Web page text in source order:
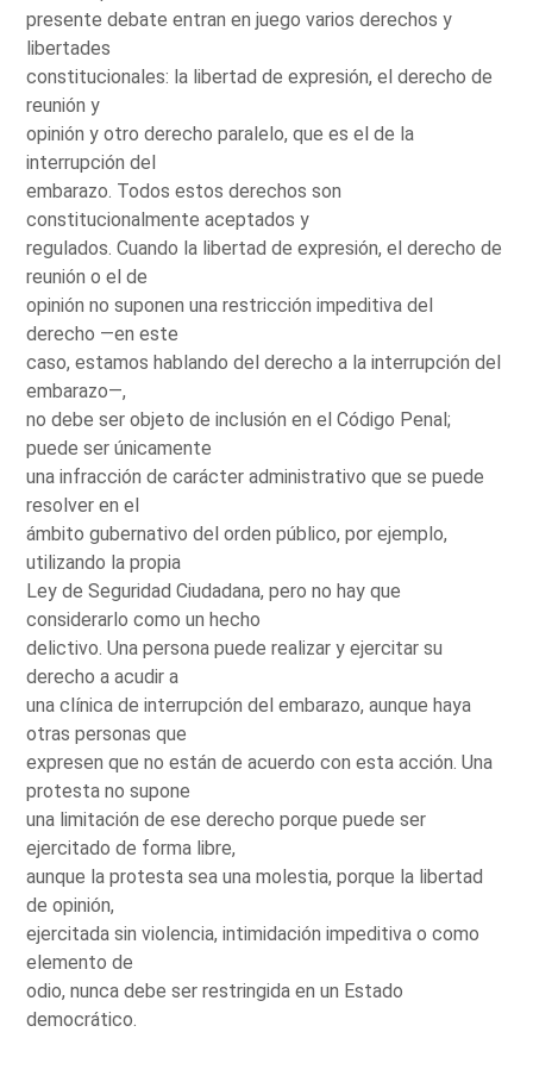
presente debate entran en juego varios derechos y
libertades
constitucionales: la libertad de expresión, el derecho de
reunión y
opinión y otro derecho paralelo, que es el de la
interrupción del
embarazo. Todos estos derechos son
constitucionalmente aceptados y
regulados. Cuando la libertad de expresión, el derecho de
reunión o el de
opinión no suponen una restricción impeditiva del
derecho —en este
caso, estamos hablando del derecho a la interrupción del
embarazo—,
no debe ser objeto de inclusión en el Código Penal;
puede ser únicamente
una infracción de carácter administrativo que se puede
resolver en el
ámbito gubernativo del orden público, por ejemplo,
utilizando la propia
Ley de Seguridad Ciudadana, pero no hay que
considerarlo como un hecho
delictivo. Una persona puede realizar y ejercitar su
derecho a acudir a
una clínica de interrupción del embarazo, aunque haya
otras personas que
expresen que no están de acuerdo con esta acción. Una
protesta no supone
una limitación de ese derecho porque puede ser
ejercitado de forma libre,
aunque la protesta sea una molestia, porque la libertad
de opinión,
ejercitada sin violencia, intimidación impeditiva o como
elemento de
odio, nunca debe ser restringida en un Estado
democrático.